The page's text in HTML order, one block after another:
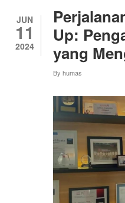
JUN
11
2024
Up:
yang
By humas